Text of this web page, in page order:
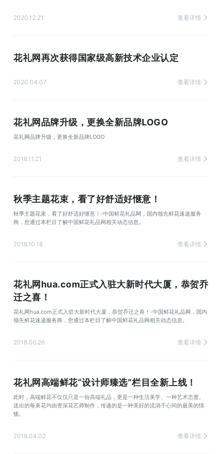
2020.12.21 查看详情
花礼网再次获得国家级高新技术企业认定
2020.04.07 查看详情
花礼网品牌升级，更换全新品牌LOGO
花礼网品牌升级，更换全新品牌LOGO
2018.11.21 查看详情
秋季主题花束，看了好舒适好惬意！
秋季主题花束，看了好舒适好惬意！-中国鲜花礼品网，国内领先鲜花速递服务
商，您通过本栏目了解中国鲜花礼品网相关动态信息。
2018.10.18 查看详情
花礼网hua.com正式入驻大新时代大厦，恭贺乔
迁之喜！
花礼网hua.com正式入驻大新时代大厦，恭贺乔迁之喜！-中国鲜花礼品网，国内
领先鲜花速递服务商，您通过本栏目了解中国鲜花礼品网相关动态信息。
2018.06.26 查看详情
花礼网高端鲜花“设计师臻选”栏目全新上线！
此时，高端鲜花不仅仅只是一份高端礼品，更是一种生活美学、一种艺术态度。
送出的每束花均由资深花艺师制作，传递的是一种美好的流淌于心间的最美的情
愫。
2018.04.02 查看详情